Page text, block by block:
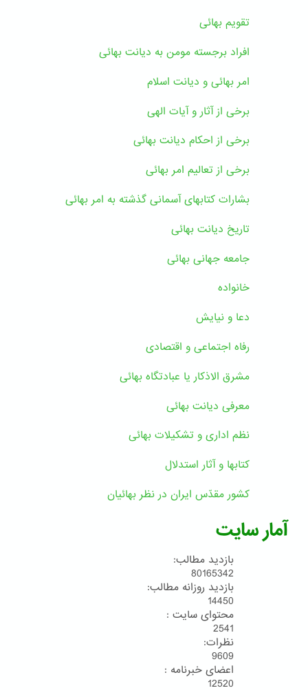
تقویم بهائی
افراد برجسته مومن به دیانت بهائی
امر بهائی و دیانت اسلام
برخی از آثار و آیات الهی
برخی از احکام دیانت بهائی
برخی از تعالیم امر بهائی
بشارات کتابهای آسمانی گذشته به امر بهائی
تاریخ دیانت بهائی
جامعه جهانی بهائی
خانواده
دعا و نیایش
رفاه اجتماعی و اقتصادی
مشرق الاذکار یا عبادتگاه بهائی
معرفی دیانت بهائی
نظم اداری و تشکیلات بهائی
کتابها و آثار استدلال
کشور مقدّس ایران در نظر بهائیان
آمار سایت
بازدید مطالب:
80165342
بازدید روزانه مطالب:
14450
محتوای سایت :
2541
نظرات:
9609
اعضای خبرنامه :
12520